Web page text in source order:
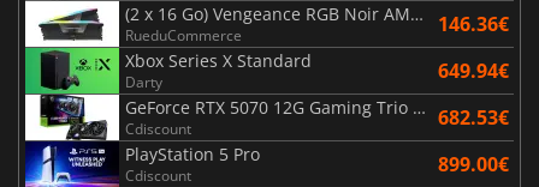
(2 x 16 Go) Vengeance RGB Noir AMD Expo 6000 MHz - CAS 30
RueduCommerce 146.36€
Xbox Series X Standard
Darty 649.94€
GeForce RTX 5070 12G Gaming Trio OC Black
Cdiscount 682.53€
PlayStation 5 Pro
Cdiscount 899.00€